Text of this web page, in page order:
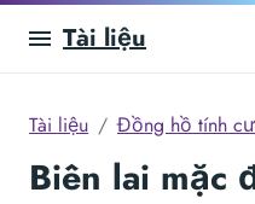
Tài liệu
Tài liệu Đồng hồ tính
Biên lai mặc